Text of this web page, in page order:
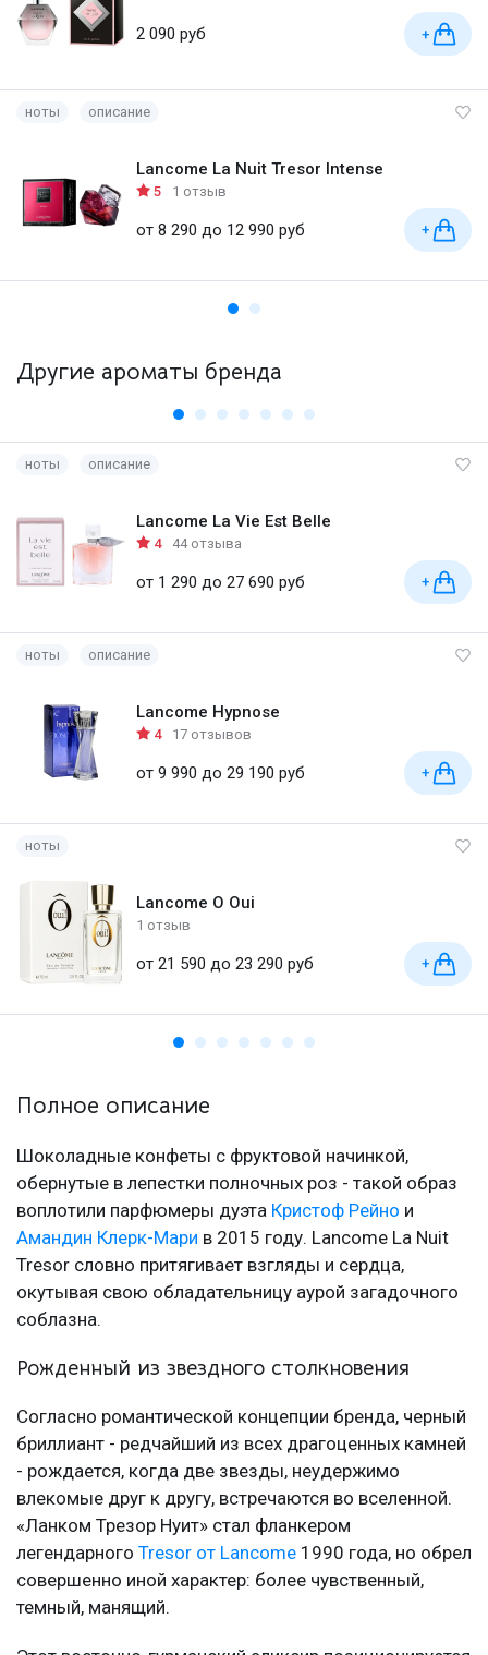
2 090 руб +
ноты описание
Lancome La Nuit Tresor Intense
5 1 отзыв
от 8 290 до 12 990 руб +
Другие ароматы бренда
ноты описание
Lancome La Vie Est Belle
4 44 отзыва
от 1 290 до 27 690 руб +
ноты описание
Lancome Hypnose
4 17 отзывов
от 9 990 до 29 190 руб +
ноты
Lancome O Oui
1 отзыв
от 21 590 до 23 290 руб +
Полное описание
Шоколадные конфеты с фруктовой начинкой,
обернутые в лепестки полночных роз - такой образ
воплотили парфюмеры дуэта Кристоф Рейно и
Амандин Клерк-Мари в 2015 году. Lancome La Nuit
Tresor словно притягивает взгляды и сердца,
окутывая свою обладательницу аурой загадочного
соблазна.
Рожденный из звездного столкновения
Согласно романтической концепции бренда, черный
бриллиант - редчайший из всех драгоценных камней
- рождается, когда две звезды, неудержимо
влекомые друг к другу, встречаются во вселенной.
«Ланком Трезор Нуит» стал фланкером
легендарного Tresor от Lancome 1990 года, но обрел
совершенно иной характер: более чувственный,
темный, манящий.